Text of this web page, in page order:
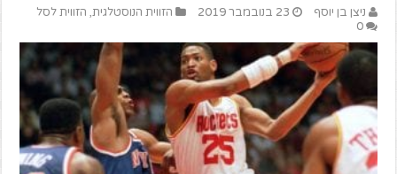
ניצן בן יוסף 23 בנובמבר 2019 הזווית הנוסטלגית, הזווית לסל
0